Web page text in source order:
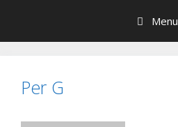
indhold
Menu
Per G